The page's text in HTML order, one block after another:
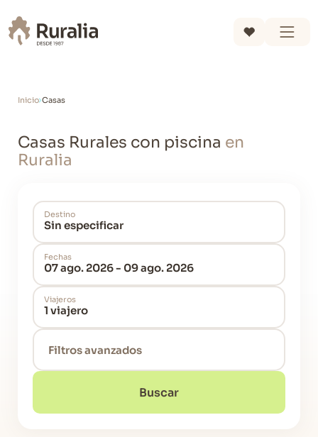
Inicio Casas
Casas Rurales con piscina en
Ruralia
Destino
Sin especificar
Fechas
07 ago. 2026 - 09 ago. 2026
Viajeros
1 viajero
Filtros avanzados
Buscar